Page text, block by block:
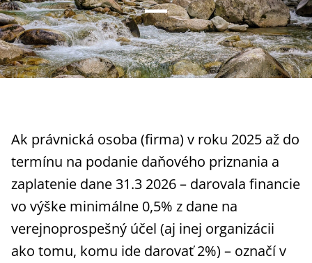
Ak právnická osoba (firma) v roku 2025 až do
termínu na podanie daňového priznania a
zaplatenie dane 31.3 2026 – darovala financie
vo výške minimálne 0,5% z dane na
verejnoprospešný účel (aj inej organizácii
ako tomu, komu ide darovať 2%) – označí v